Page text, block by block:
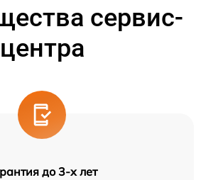
сервис-
центра
до 3-х лет